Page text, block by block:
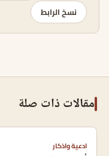
نسخ الرابط
مقالات ذات صلة
ادعية واذكار